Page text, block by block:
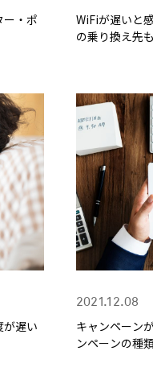
ー・ポ
WiFiが遅いと
の乗り換え先
が遅い
2021.12.08
キャンペーン
ンペーンの種